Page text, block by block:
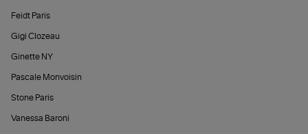
Feidt Paris
Gigi Clozeau
Ginette NY
Pascale Monvoisin
Stone Paris
Vanessa Baroni